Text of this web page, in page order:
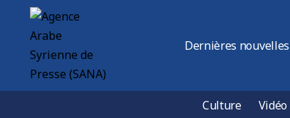
Dernières nouvelles
Culture Vidéo